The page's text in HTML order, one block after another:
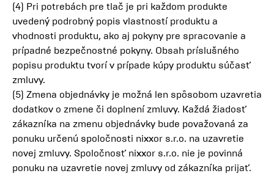
(4) Pri potrebách pre tlač je pri každom produkte
uvedený podrobný popis vlastností produktu a
vhodnosti produktu, ako aj pokyny pre spracovanie a
prípadné bezpečnostné pokyny. Obsah príslušného
popisu produktu tvorí v prípade kúpy produktu súčasť
zmluvy.
(5) Zmena objednávky je možná len spôsobom uzavretia
dodatkov o zmene či doplnení zmluvy. Každá žiadosť
zákazníka na zmenu objednávky bude považovaná za
ponuku určenú spoločnosti nixxor s.r.o. na uzavretie
novej zmluvy. Spoločnosť nixxor s.r.o. nie je povinná
ponuku na uzavretie novej zmluvy od zákazníka prijať.